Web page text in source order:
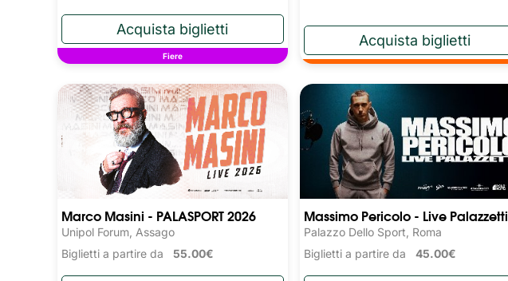
Fiere
Marco Masini - PALASPORT 2026
Unipol Forum, Assago
Biglietti a partire da 55.00€
Massimo Pericolo - Live Palazzetti
Palazzo Dello Sport, Roma
Biglietti a partire da 45.00€